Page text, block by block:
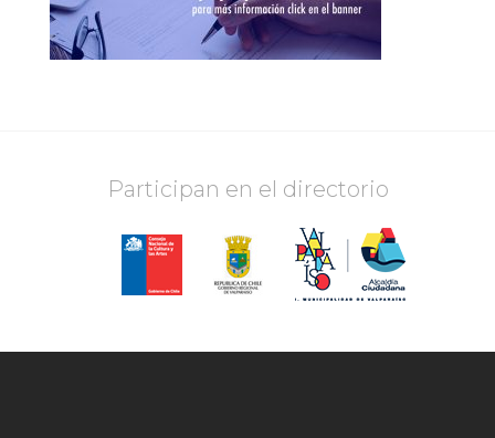
Participan en el directorio